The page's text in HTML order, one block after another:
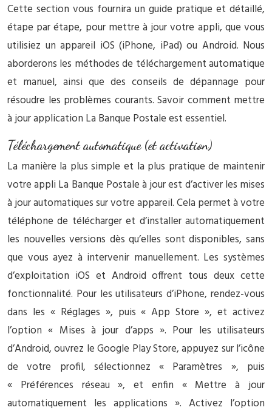
Cette section vous fournira un guide pratique et détaillé,
étape par étape, pour mettre à jour votre appli, que vous
utilisiez un appareil iOS (iPhone, iPad) ou Android. Nous
aborderons les méthodes de téléchargement automatique
et manuel, ainsi que des conseils de dépannage pour
résoudre les problèmes courants. Savoir comment mettre
à jour application La Banque Postale est essentiel.
Téléchargement automatique (et activation)
La manière la plus simple et la plus pratique de maintenir
votre appli La Banque Postale à jour est d’activer les mises
à jour automatiques sur votre appareil. Cela permet à votre
téléphone de télécharger et d’installer automatiquement
les nouvelles versions dès qu’elles sont disponibles, sans
que vous ayez à intervenir manuellement. Les systèmes
d’exploitation iOS et Android offrent tous deux cette
fonctionnalité. Pour les utilisateurs d’iPhone, rendez-vous
dans les « Réglages », puis « App Store », et activez
l’option « Mises à jour d’apps ». Pour les utilisateurs
d’Android, ouvrez le Google Play Store, appuyez sur l’icône
de votre profil, sélectionnez « Paramètres », puis
« Préférences réseau », et enfin « Mettre à jour
automatiquement les applications ». Activez l’option